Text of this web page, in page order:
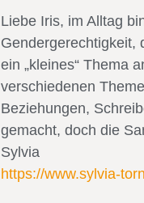
Liebe Iris, im Alltag
Gendergerechtigkeit,
ein „kleines“ Thema
verschiedenen
Beziehungen,
gemacht, doch die
Sylvia
https://www.sylvia-